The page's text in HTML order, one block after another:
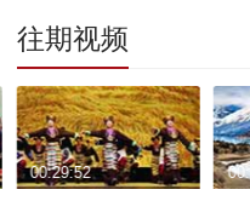
往期视频
00:29:52